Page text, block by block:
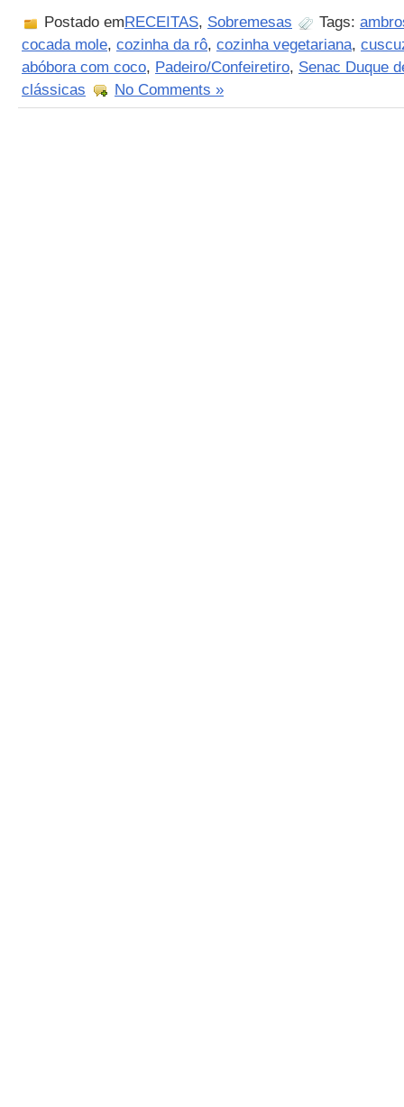
Postado emRECEITAS, Sobremesas Tags:
cocada mole, cozinha da rô, cozinha vegetariana,
abóbora com coco, Padeiro/Confeiretiro, Senac Duque
clássicas
No Comments »